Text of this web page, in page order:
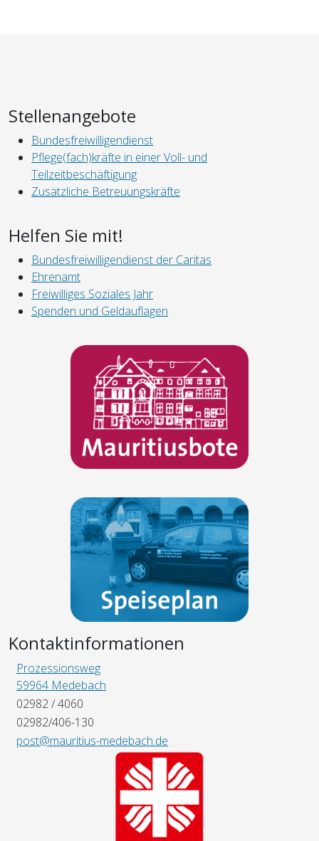
Stellenangebote
Bundesfreiwilligendienst
Pflege(fach)kräfte in einer Voll- und
Teilzeitbeschäftigung
Zusätzliche Betreuungskräfte
Helfen Sie mit!
Bundesfreiwilligendienst der Caritas
Ehrenamt
Freiwilliges Soziales Jahr
Spenden und Geldauflagen
Kontaktinformationen
Prozessionsweg
59964 Medebach
02982 / 4060
02982/406-130
post@mauritius-medebach.de